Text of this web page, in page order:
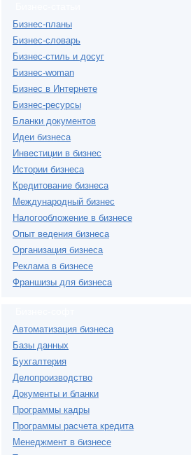
Бизнес-планы
Бизнес-словарь
Бизнес-стиль и досуг
Бизнес-woman
Бизнес в Интернете
Бизнес-ресурсы
Бланки документов
Идеи бизнеса
Инвестиции в бизнес
Истории бизнеса
Кредитование бизнеса
Международный бизнес
Налогообложение в бизнесе
Опыт ведения бизнеса
Организация бизнеса
Реклама в бизнесе
Франшизы для бизнеса
Автоматизация бизнеса
Базы данных
Бухгалтерия
Делопроизводство
Документы и бланки
Программы кадры
Программы расчета кредита
Менеджмент в бизнесе